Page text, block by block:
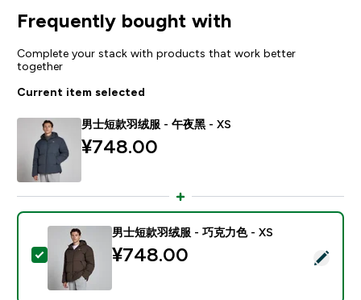
Frequently bought with
Complete your stack with products that work better
together
Current item selected
男士短款羽绒服 - 午夜黑 - XS
¥748.00‎
Select this product - 男士短款羽绒服 - 巧克力色 - XS
男士短款羽绒服 - 巧克力色 - XS
¥748.00‎